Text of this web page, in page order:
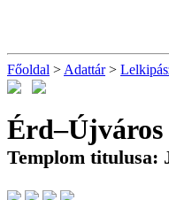
Főoldal > Adattár>
Érd–Újváros
Templom titulusa: